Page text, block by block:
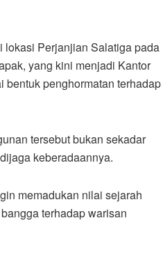
lokasi Perjanjian Salatiga pada
yang kini menjadi Kantor
bentuk penghormatan terhadap
tersebut bukan sekadar
keberadaannya.
memadukan nilai sejarah
terhadap warisan